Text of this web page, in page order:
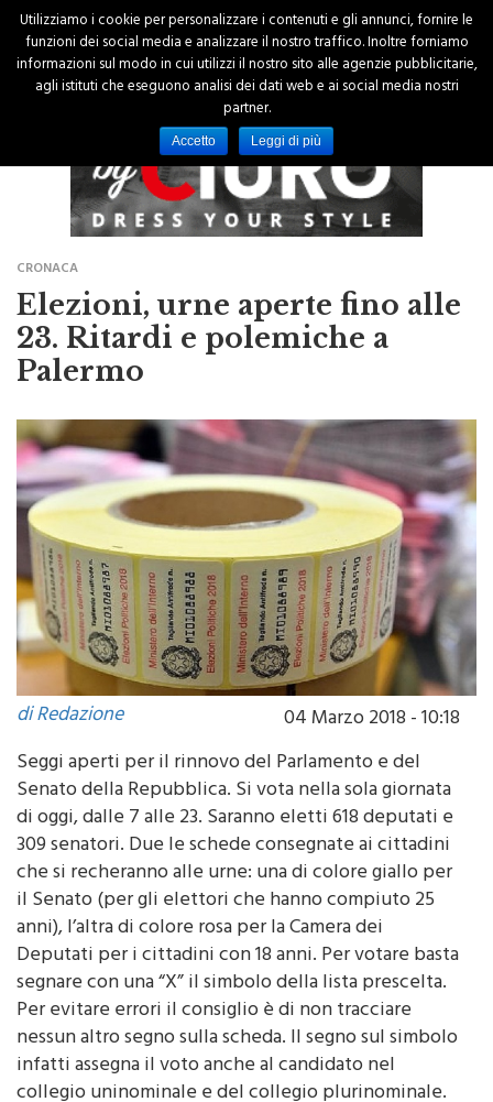
CRONACA
Elezioni, urne aperte fino alle
23. Ritardi e polemiche a
Palermo
di Redazione
04 Marzo 2018 - 10:18
Seggi aperti per il rinnovo del Parlamento e del
Senato della Repubblica. Si vota nella sola giornata
di oggi, dalle 7 alle 23. Saranno eletti 618 deputati e
309 senatori. Due le schede consegnate ai cittadini
che si recheranno alle urne: una di colore giallo per
il Senato (per gli elettori che hanno compiuto 25
anni), l’altra di colore rosa per la Camera dei
Deputati per i cittadini con 18 anni. Per votare basta
segnare con una “X” il simbolo della lista prescelta.
Per evitare errori il consiglio è di non tracciare
nessun altro segno sulla scheda. Il segno sul simbolo
infatti assegna il voto anche al candidato nel
collegio uninominale e del collegio plurinominale.
Utilizziamo i cookie per personalizzare i contenuti e gli annunci, fornire le
funzioni dei social media e analizzare il nostro traffico. Inoltre forniamo
informazioni sul modo in cui utilizzi il nostro sito alle agenzie pubblicitarie,
agli istituti che eseguono analisi dei dati web e ai social media nostri
partner.
Accetto Leggi di più